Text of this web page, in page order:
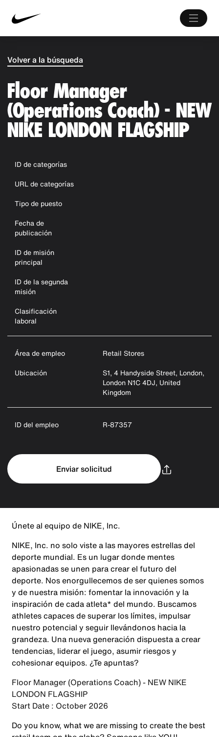
Volver a la búsqueda
Floor Manager
(Operations Coach) - NEW
NIKE LONDON FLAGSHIP
ID de categorías
URL de categorías
Tipo de puesto
Fecha de
publicación
ID de misión
principal
ID de la segunda
misión
Clasificación
laboral
Área de empleo
Retail Stores
Ubicación
S1, 4 Handyside Street, London,
London N1C 4DJ, United
Kingdom
ID del empleo R-87357
Enviar solicitud
Únete al equipo de NIKE, Inc.
NIKE, Inc. no solo viste a las mayores estrellas del
deporte mundial. Es un lugar donde mentes
apasionadas se unen para crear el futuro del
deporte. Nos enorgullecemos de ser quienes somos
y de nuestra misión: fomentar la innovación y la
inspiración de cada atleta* del mundo. Buscamos
athletes capaces de superar los límites, impulsar
nuestro potencial y seguir llevándonos hacia la
grandeza. Una nueva generación dispuesta a crear
tendencias, liderar el juego, asumir riesgos y
cohesionar equipos. ¿Te apuntas?
Floor Manager (Operations Coach) - NEW NIKE
LONDON FLAGSHIP
Start Date : October 2026
Do you know, what we are missing to create the best